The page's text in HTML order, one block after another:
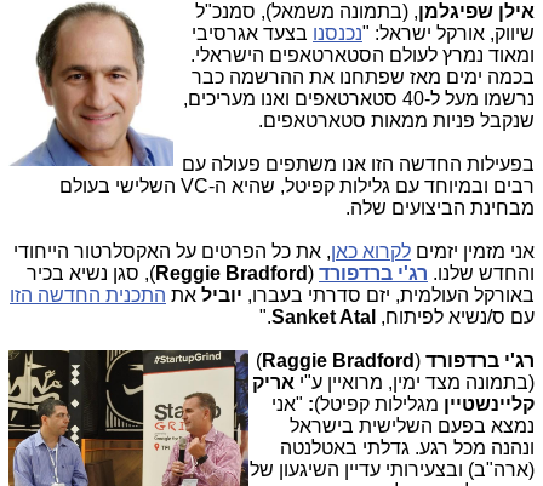
אילן שפיגלמן, (בתמונה משמאל), סמנכ"ל
שיווק, אורקל ישראל: "נכנסנו בצעד אגרסיבי
ומאוד נמרץ לעולם הסטארטאפים הישראלי.
בכמה ימים מאז שפתחנו את ההרשמה כבר
נרשמו מעל ל-40 סטארטאפים ואנו מעריכים,
שנקבל פניות ממאות סטארטאפים.
בפעילות החדשה הזו אנו משתפים פעולה עם
רבים ובמיוחד עם גלילות קפיטל, שהיא ה-VC השלישי בעולם
מבחינת הביצועים שלה.
אני מזמין יזמים לקרוא כאן, את כל הפרטים על האקסלרטור הייחודי
והחדש שלנו. רג'י ברדפורד (
Reggie Bradford), סגן נשיא בכיר
באורקל העולמית, יזם סדרתי בעברו, יוביל את התכנית החדשה הזו
עם ס/נשיא לפיתוח, Sanket Atal
."
רג'י ברדפורד (
Raggie Bradford
)
(בתמונה מצד ימין, מרואיין ע"י אריק
קליינשטיין מגלילות קפיטל): "אני
נמצא בפעם השלישית בישראל
ונהנה מכל רגע. גדלתי באטלנטה
(ארה"ב) ובצעירותי עדיין השיגעון של